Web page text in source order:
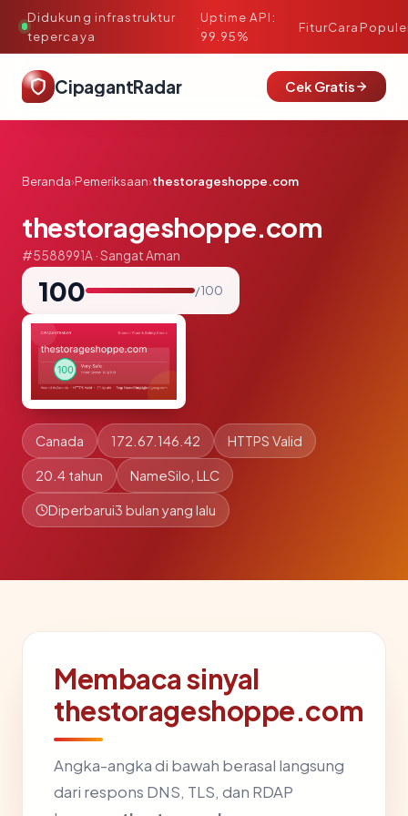
Didukung infrastruktur
tepercaya
·
Uptime API:
99.95%
FiturCara
CipagantRadar Cek Gratis
Beranda›Pemeriksaan›thestorageshoppe.com
thestorageshoppe.com
#5588991A · Sangat Aman
100 / 100
Canada 172.67.146.42 HTTPS Valid
20.4 tahun NameSilo, LLC
Diperbarui3 bulan yang lalu
Membaca sinyal
thestorageshoppe.com
Angka-angka di bawah berasal langsung
dari respons DNS, TLS, dan RDAP